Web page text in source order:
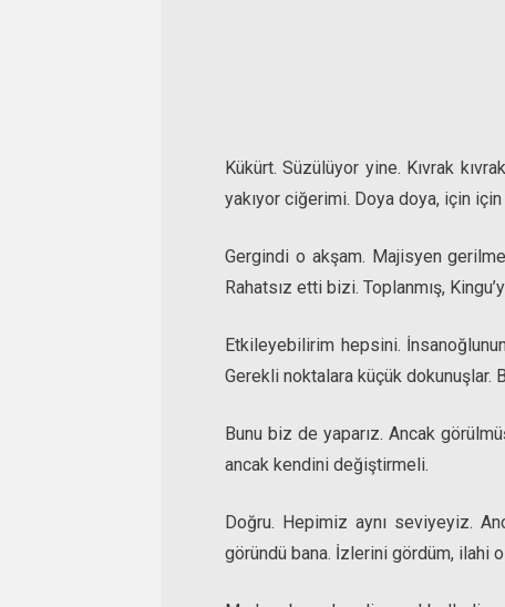
Kükürt. Süzülüyor yine. Kıvrak
yakıyor ciğerimi. Doya doya, için için
Gergindi o akşam. Majisyen
Rahatsız etti bizi. Toplanmış,
Etkileyebilirim hepsini.
Gerekli noktalara küçük dokunuşlar.
Bunu biz de yaparız. Ancak
ancak kendini değiştirmeli.
Doğru. Hepimiz aynı seviyeyiz.
göründü bana. İzlerini gördüm, ilahi